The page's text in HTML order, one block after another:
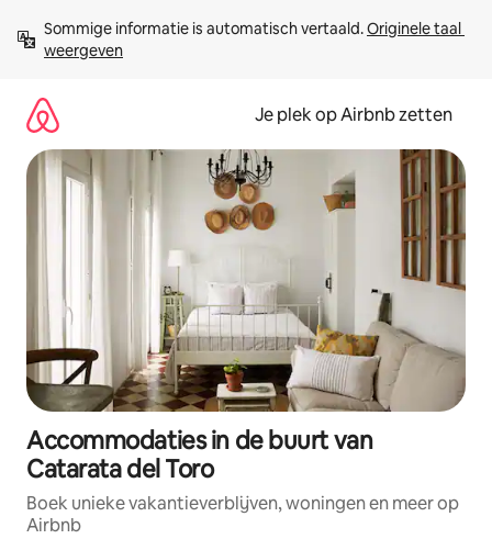
direct
naar
Sommige informatie is automatisch vertaald. Originele taal
weergeven
Je plek op Airbnb zetten
Accommodaties in de buurt van
Catarata del Toro
Boek unieke vakantieverblijven, woningen en meer op
Airbnb